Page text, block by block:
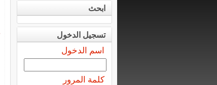
ابحث
تسجيل الدخول
اسم الدخول
كلمة المرور